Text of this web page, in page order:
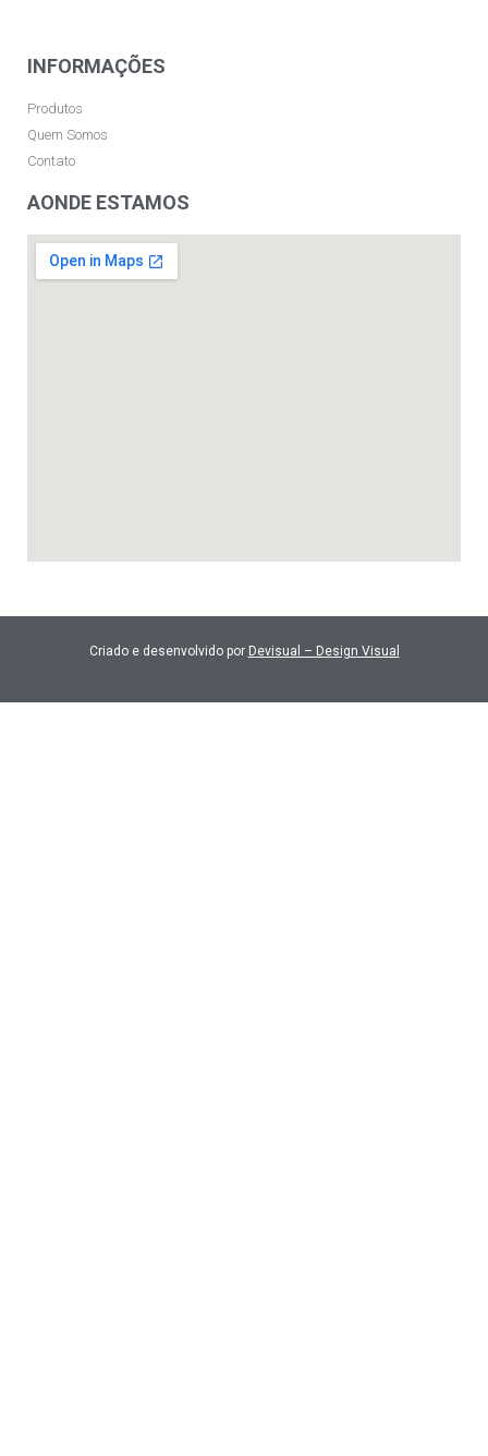
INFORMAÇÕES
Produtos
Quem Somos
Contato
AONDE ESTAMOS
Criado e desenvolvido por Devisual – Design Visual